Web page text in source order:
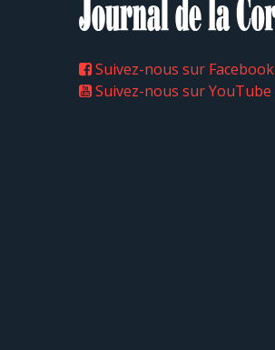
Suivez-nous sur Facebook
Suivez-nous sur YouTube